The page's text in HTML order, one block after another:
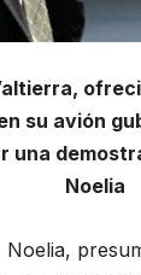
su avión
una
Noelia